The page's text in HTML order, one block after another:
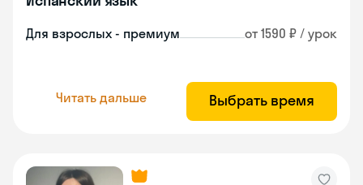
Для взрослых - премиум от 1590 ₽ / урок
Читать дальше Выбрать время